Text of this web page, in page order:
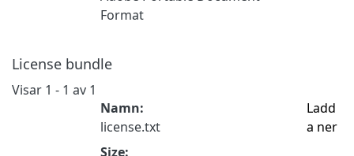
Format
License bundle
Visar 1 - 1 av 1
Namn:
license.txt
Size:
Ladd
a ner